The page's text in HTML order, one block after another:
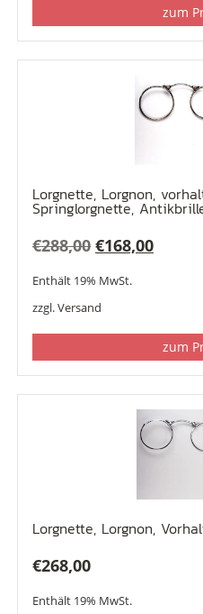
zum
Lorgnette, Lorgnon,
Springlorgnette,
€288,00
Preis
war:
€168,00
Enthält 19% MwSt.
zzgl.Versand
zum
Lorgnette, Lorgnon,
€268,00
Enthält 19% MwSt.